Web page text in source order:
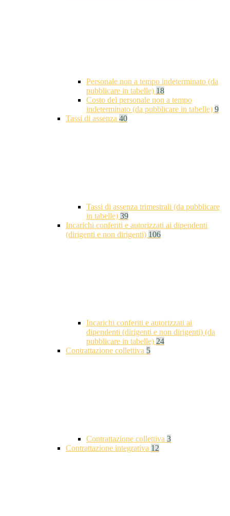
Personale non a tempo indeterminato (da
pubblicare in tabelle) 18
Costo del personale non a tempo
indeterminato (da pubblicare in tabelle) 9
Tassi di assenza 40
Tassi di assenza trimestrali (da pubblicare
in tabelle) 39
Incarichi conferiti e autorizzati ai dipendenti
(dirigenti e non dirigenti) 106
Incarichi conferiti e autorizzati ai
dipendenti (dirigenti e non dirigenti) (da
pubblicare in tabelle) 24
Contrattazione collettiva 5
Contrattazione collettiva 3
Contrattazione integrativa 12